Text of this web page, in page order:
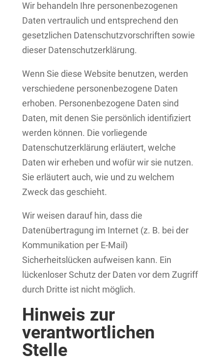
Wir behandeln Ihre personenbezogenen
Daten vertraulich und entsprechend den
gesetzlichen Datenschutzvorschriften sowie
dieser Datenschutzerklärung.
Wenn Sie diese Website benutzen, werden
verschiedene personenbezogene Daten
erhoben. Personenbezogene Daten sind
Daten, mit denen Sie persönlich identifiziert
werden können. Die vorliegende
Datenschutzerklärung erläutert, welche
Daten wir erheben und wofür wir sie nutzen.
Sie erläutert auch, wie und zu welchem
Zweck das geschieht.
Wir weisen darauf hin, dass die
Datenübertragung im Internet (z. B. bei der
Kommunikation per E-Mail)
Sicherheitslücken aufweisen kann. Ein
lückenloser Schutz der Daten vor dem Zugriff
durch Dritte ist nicht möglich.
Hinweis zur
verantwortlichen
Stelle